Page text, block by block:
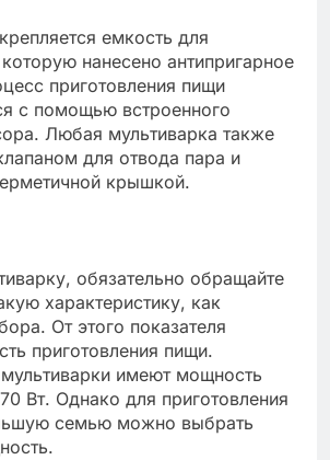
емкость для
нанесено антипригарное
приготовления пищи
с помощью встроенного
Любая мультиварка также
для отвода пара и
крышкой.
обязательно обращайте
характеристику, как
От этого показателя
приготовления пищи.
имеют мощность
Вт. Однако для приготовления
семью можно выбрать